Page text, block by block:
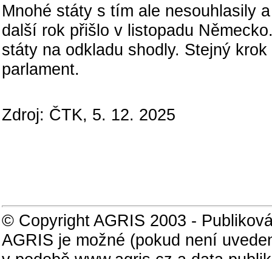
Mnohé státy s tím ale nesouhlasily
další rok přišlo v listopadu
státy na odkladu shodly. Stejný
parlament.
Zdroj: ČTK, 5. 12. 2025
© Copyright AGRIS 2003 -
AGRIS je možné (pokud není